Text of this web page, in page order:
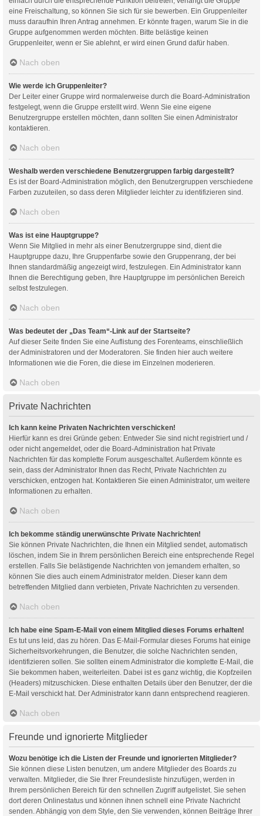
eine Freischaltung, so können Sie sich für sie bewerben. Ein Gruppenleiter
muss daraufhin Ihren Antrag annehmen. Er könnte fragen, warum Sie in die
Gruppe aufgenommen werden möchten. Bitte belästige keinen
Gruppenleiter, wenn er Sie ablehnt, er wird einen Grund dafür haben.
Nach oben
Wie werde ich Gruppenleiter?
Der Leiter einer Gruppe wird normalerweise durch die Board-Administration
festgelegt, wenn die Gruppe erstellt wird. Wenn Sie eine eigene
Benutzergruppe erstellen möchten, dann sollten Sie einen Administrator
kontaktieren.
Nach oben
Weshalb werden verschiedene Benutzergruppen farbig dargestellt?
Es ist der Board-Administration möglich, den Benutzergruppen verschiedene
Farben zuzuteilen, so dass deren Mitglieder leichter zu identifizieren sind.
Nach oben
Was ist eine Hauptgruppe?
Wenn Sie Mitglied in mehr als einer Benutzergruppe sind, dient die
Hauptgruppe dazu, Ihre Gruppenfarbe sowie den Gruppenrang, der bei
Ihnen standardmäßig angezeigt wird, festzulegen. Ein Administrator kann
Ihnen die Berechtigung geben, Ihre Hauptgruppe im persönlichen Bereich
selbst festzulegen.
Nach oben
Was bedeutet der „Das Team“-Link auf der Startseite?
Auf dieser Seite finden Sie eine Auflistung des Forenteams, einschließlich
der Administratoren und der Moderatoren. Sie finden hier auch weitere
Informationen wie die Foren, die diese im Einzelnen moderieren.
Nach oben
Private Nachrichten
Ich kann keine Privaten Nachrichten verschicken!
Hierfür kann es drei Gründe geben: Entweder Sie sind nicht registriert und /
oder nicht angemeldet, oder die Board-Administration hat Private
Nachrichten für das komplette Forum ausgeschaltet. Außerdem könnte es
sein, dass der Administrator Ihnen das Recht, Private Nachrichten zu
verschicken, entzogen hat. Kontaktieren Sie einen Administrator, um weitere
Informationen zu erhalten.
Nach oben
Ich bekomme ständig unerwünschte Private Nachrichten!
Sie können Private Nachrichten, die Ihnen ein Mitglied sendet, automatisch
löschen, indem Sie in Ihrem persönlichen Bereich eine entsprechende Regel
erstellen. Falls Sie belästigende Nachrichten von jemandem erhalten, so
können Sie dies auch einem Administrator melden. Dieser kann dem
betreffenden Mitglied dann verbieten, Private Nachrichten zu versenden.
Nach oben
Ich habe eine Spam-E-Mail von einem Mitglied dieses Forums erhalten!
Es tut uns leid, das zu hören. Das E-Mail-Formular dieses Forums hat einige
Sicherheitsvorkehrungen, die Benutzer, die solche Nachrichten senden,
identifizieren sollen. Sie sollten einem Administrator die komplette E-Mail, die
Sie bekommen haben, weiterleiten. Dabei ist es ganz wichtig, die Kopfzeilen
(Headers) mitzuschicken. Diese enthalten Details über den Benutzer, der die
E-Mail verschickt hat. Der Administrator kann dann entsprechend reagieren.
Nach oben
Freunde und ignorierte Mitglieder
Wozu benötige ich die Listen der Freunde und ignorierten Mitglieder?
Sie können diese Listen benutzen, um andere Mitglieder des Boards zu
verwalten. Mitglieder, die Sie Ihrer Freundesliste hinzufügen, werden in
Ihrem persönlichen Bereich für den schnellen Zugriff aufgelistet. Sie sehen
dort deren Onlinestatus und können ihnen schnell eine Private Nachricht
senden. Abhängig von dem Style, den Sie verwenden, können Beiträge Ihrer